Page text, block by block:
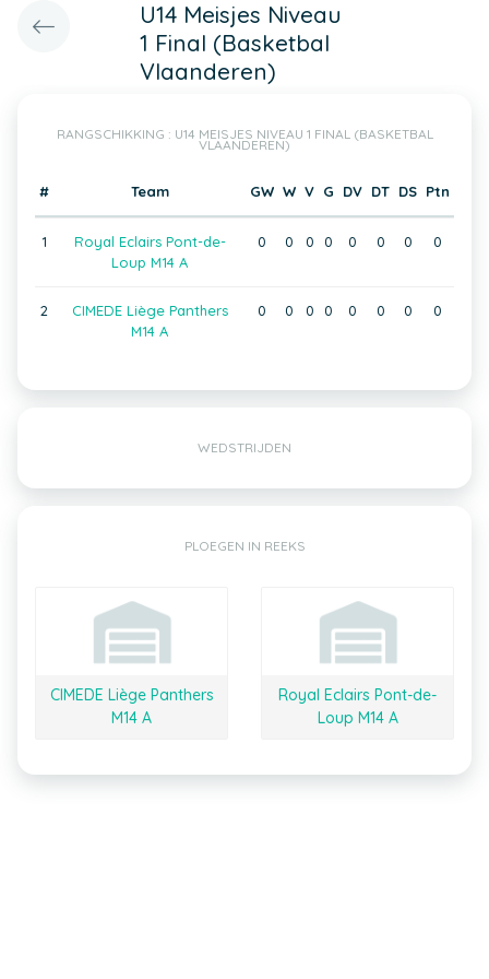
U14 Meisjes Niveau
1 Final (Basketbal
Vlaanderen)
RANGSCHIKKING : U14 MEISJES NIVEAU 1 FINAL (BASKETBAL
VLAANDEREN)
# Team GW W V G DV DT DS Ptn
1
Royal Eclairs Pont-de-
Loup M14 A
0 0 0 0 0 0 0 0
2
CIMEDE Liège Panthers
M14 A
0 0 0 0 0 0 0 0
WEDSTRIJDEN
PLOEGEN IN REEKS
CIMEDE Liège Panthers
M14 A
Royal Eclairs Pont-de-
Loup M14 A